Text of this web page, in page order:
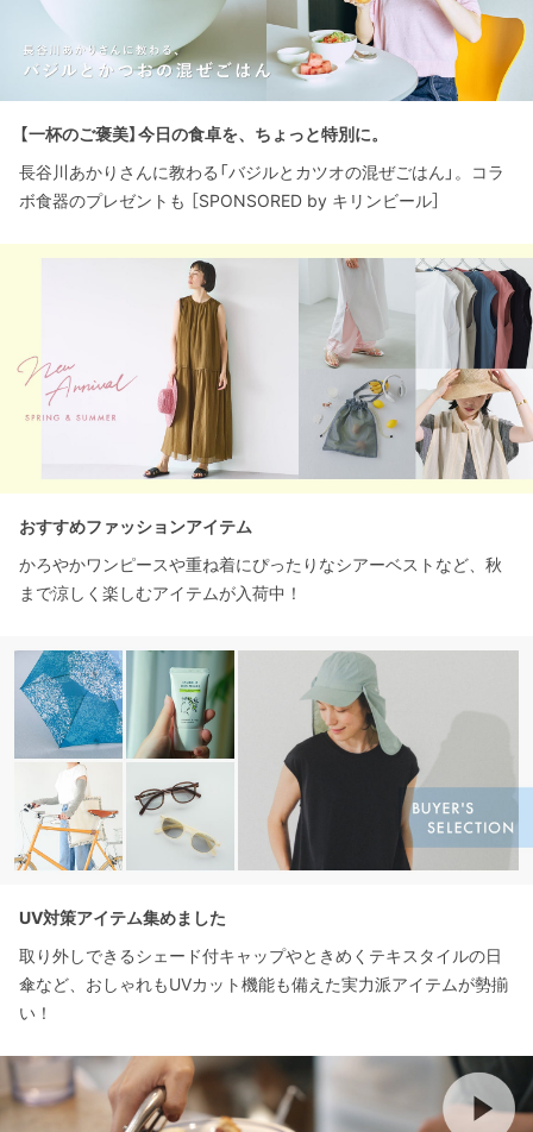
【一杯のご褒美】今日の食卓を、ちょっと特別に。
長谷川あかりさんに教わる「バジルとカツオの混ぜごはん」。コラ
ボ食器のプレゼントも ［SPONSORED by キリンビール］
おすすめファッションアイテム
かろやかワンピースや重ね着にぴったりなシアーベストなど、秋
まで涼しく楽しむアイテムが入荷中！
UV対策アイテム集めました
取り外しできるシェード付キャップやときめくテキスタイルの日
傘など、おしゃれもUVカット機能も備えた実力派アイテムが勢揃
い！